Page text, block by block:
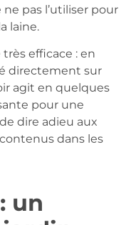
pas l’utiliser pour
laine.
efficace : en
directement sur
agit en quelques
pour une
dire adieu aux
dans les
un